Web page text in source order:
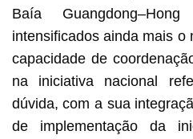
Baía
intensificados ainda mais
capacidade de
na iniciativa nacional
dúvida, com a sua
de implementação da